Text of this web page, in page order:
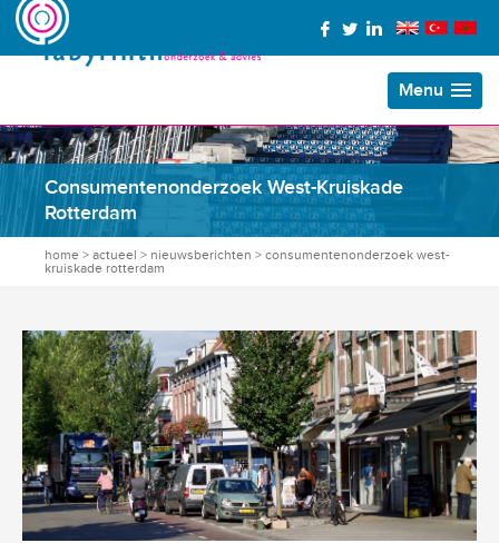
Menu
Consumentenonderzoek West-Kruiskade
Rotterdam
home > actueel > nieuwsberichten > consumentenonderzoek west-
kruiskade rotterdam